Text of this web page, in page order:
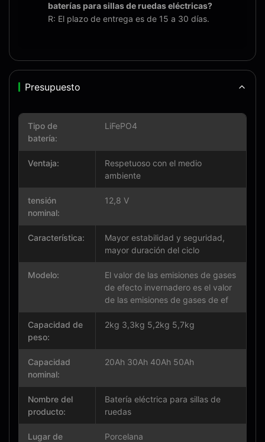
baterías para sillas de ruedas eléctricas?
R: El plazo de entrega es de 15 a 30 días.
Presupuesto
Tipo de
batería:
LiFePO4
Ventaja:
Respetuoso con el medio
ambiente
tensión
nominal:
12,8 V
Característica:
Mayor estabilidad y seguridad,
mayor duración del ciclo
Modelo:
El valor de las emisiones de gases
de efecto invernadero es el valor
de las emisiones de gases de ef
Capacidad de
peso:
2kg 3,3kg 5,2kg 5,7kg
Capacidad
nominal:
20Ah 30Ah 40Ah 50Ah
Nombre del
producto:
Batería eléctrica para sillas de
ruedas
Lugar de
Porcelana